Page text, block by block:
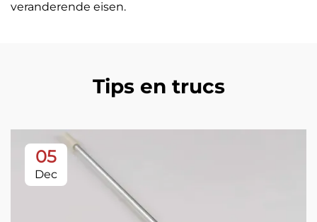
veranderende eisen.
Tips en trucs
05
Dec